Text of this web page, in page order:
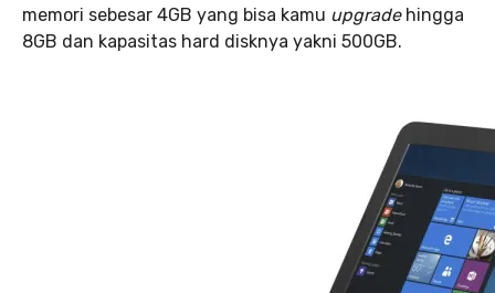
memori sebesar 4GB yang bisa kamu upgradehingga
8GB dan kapasitas hard disknya yakni 500GB.